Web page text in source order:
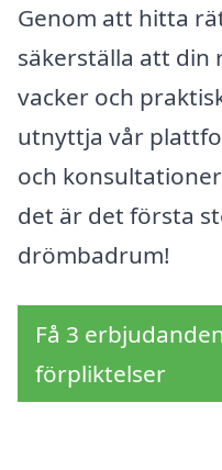
Genom att hitta
säkerställa att din
vacker och
utnyttja vår
och
det är det första
drömbadrum!
Få 3
förpliktelser